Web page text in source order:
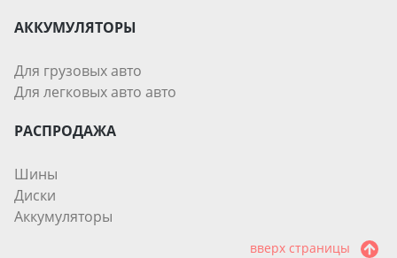
АККУМУЛЯТОРЫ
Для грузовых авто
Для легковых авто авто
РАСПРОДАЖА
Шины
Диски
Аккумуляторы
вверх страницы